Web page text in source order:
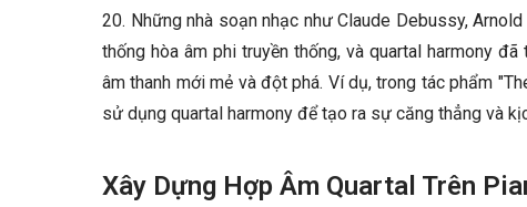
20. Những nhà soạn nhạc như Claude Debussy,
thống hòa âm phi truyền thống, và quartal harmony
âm thanh mới mẻ và đột phá. Ví dụ, trong tác phẩm
sử dụng quartal harmony để tạo ra sự căng thẳng và
Xây Dựng Hợp Âm Quartal Trên